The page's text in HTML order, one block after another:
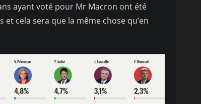
ayant voté pour Mr Macron ont été
cela sera que la même chose qu’en